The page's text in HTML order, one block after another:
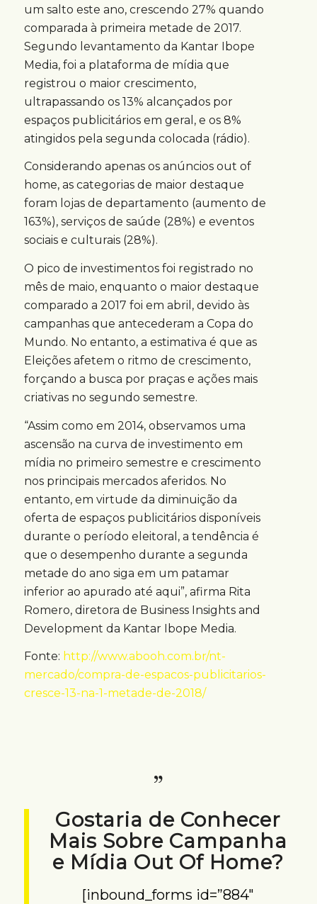
um salto este ano, crescendo 27% quando
comparada à primeira metade de 2017.
Segundo levantamento da Kantar Ibope
Media, foi a plataforma de mídia que
registrou o maior crescimento,
ultrapassando os 13% alcançados por
espaços publicitários em geral, e os 8%
atingidos pela segunda colocada (rádio).
Considerando apenas os anúncios out of
home, as categorias de maior destaque
foram lojas de departamento (aumento de
163%), serviços de saúde (28%) e eventos
sociais e culturais (28%).
O pico de investimentos foi registrado no
mês de maio, enquanto o maior destaque
comparado a 2017 foi em abril, devido às
campanhas que antecederam a Copa do
Mundo. No entanto, a estimativa é que as
Eleições afetem o ritmo de crescimento,
forçando a busca por praças e ações mais
criativas no segundo semestre.
“Assim como em 2014, observamos uma
ascensão na curva de investimento em
mídia no primeiro semestre e crescimento
nos principais mercados aferidos. No
entanto, em virtude da diminuição da
oferta de espaços publicitários disponíveis
durante o período eleitoral, a tendência é
que o desempenho durante a segunda
metade do ano siga em um patamar
inferior ao apurado até aqui”, afirma Rita
Romero, diretora de Business Insights and
Development da Kantar Ibope Media.
Fonte: http://www.abooh.com.br/nt-
mercado/compra-de-espacos-publicitarios-
cresce-13-na-1-metade-de-2018/
Gostaria de Conhecer
Mais Sobre Campanha
e Mídia Out Of Home?
[inbound_forms id=”884″